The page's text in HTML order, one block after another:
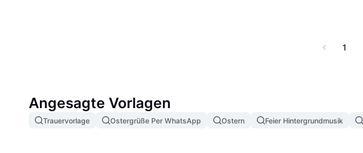
1
Angesagte Vorlagen
Trauervorlage Ostergrüße Per WhatsApp Ostern Feier Hintergrundmusik